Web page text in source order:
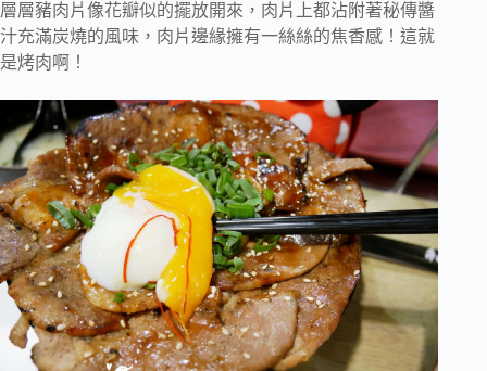
層層豬肉片像花瓣似的擺放開來，肉片上都沾附著秘傳醬
汁充滿炭燒的風味，肉片邊緣擁有一絲絲的焦香感！這就
是烤肉啊！